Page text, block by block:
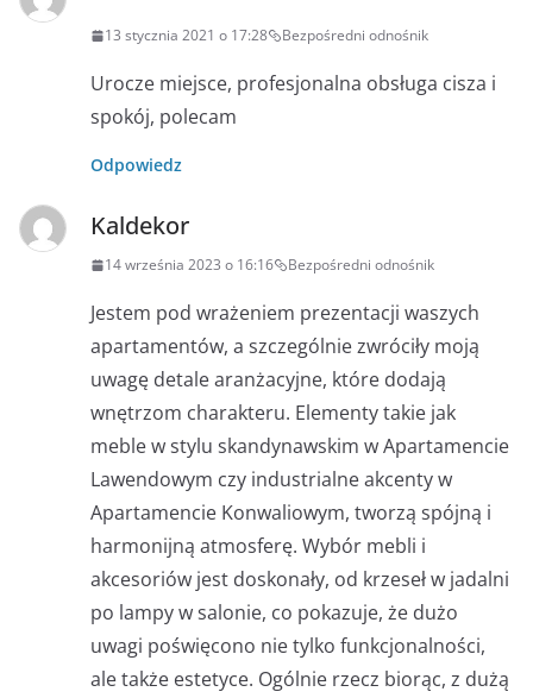
13 stycznia 2021 o 17:28 Bezpośredni odnośnik
Urocze miejsce, profesjonalna obsługa cisza i
spokój, polecam
Odpowiedz
Kaldekor
14 września 2023 o 16:16 Bezpośredni odnośnik
Jestem pod wrażeniem prezentacji waszych
apartamentów, a szczególnie zwróciły moją
uwagę detale aranżacyjne, które dodają
wnętrzom charakteru. Elementy takie jak
meble w stylu skandynawskim w Apartamencie
Lawendowym czy industrialne akcenty w
Apartamencie Konwaliowym, tworzą spójną i
harmonijną atmosferę. Wybór mebli i
akcesoriów jest doskonały, od krzeseł w jadalni
po lampy w salonie, co pokazuje, że dużo
uwagi poświęcono nie tylko funkcjonalności,
ale także estetyce. Ogólnie rzecz biorąc, z dużą